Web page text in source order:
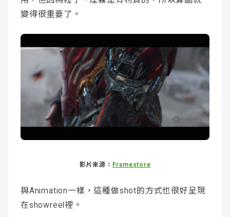
變得很重要了。
影片來源： Framestore
與Animation一樣，這種做shot的方式也很好呈現
在showreel裡。